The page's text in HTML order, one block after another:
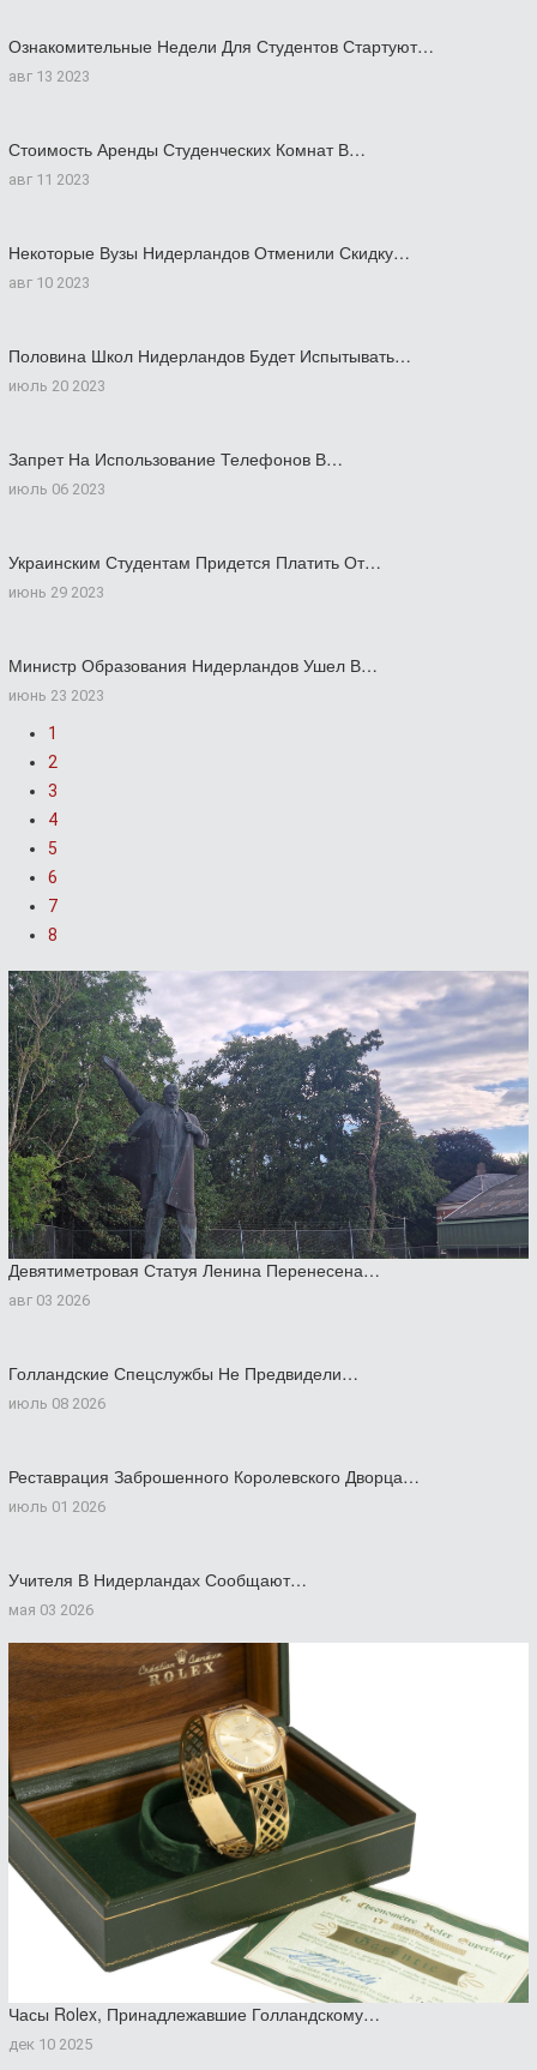
Ознакомительные Недели Для Студентов Стартуют…
авг 13 2023
Стоимость Аренды Студенческих Комнат В…
авг 11 2023
Некоторые Вузы Нидерландов Отменили Скидку…
авг 10 2023
Половина Школ Нидерландов Будет Испытывать…
июль 20 2023
Запрет На Использование Телефонов В…
июль 06 2023
Украинским Студентам Придется Платить От…
июнь 29 2023
Министр Образования Нидерландов Ушел В…
июнь 23 2023
1
2
3
4
5
6
7
8
Девятиметровая Статуя Ленина Перенесена…
авг 03 2026
Голландские Спецслужбы Не Предвидели…
июль 08 2026
Реставрация Заброшенного Королевского Дворца…
июль 01 2026
Учителя В Нидерландах Сообщают…
мая 03 2026
Часы Rolex, Принадлежавшие Голландскому…
дек 10 2025